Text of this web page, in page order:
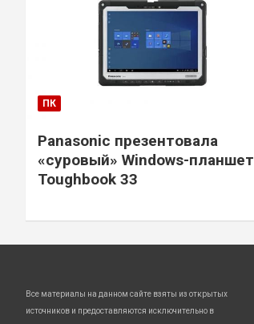
ПК
Panasonic презентовала
«суровый» Windows-планшет
Toughbook 33
Все материалы на данном сайте взяты из открытых
источников и предоставляются исключительно в